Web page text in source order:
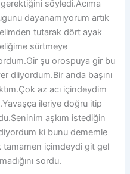
söyledi.Acıma
dayanamıyorum artık
tutarak dört ayak
sürtmeye
şu orospuya gir bu
diiyordum.Bir anda başını
az acı içindeydim
ileriye doğru itip
aşkım istediğin
ki bunu dememle
tamamen içimdeydi git gel
sordu.